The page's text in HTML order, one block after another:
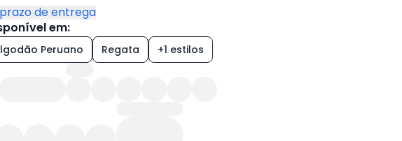
de entrega
em:
Peruano Regata +1 estilos